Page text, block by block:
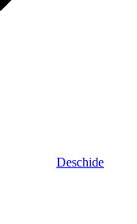
Deschide